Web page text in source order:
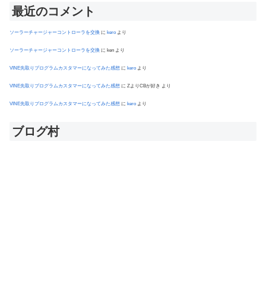
最近のコメント
ソーラーチャージャーコントローラを交換 に kero より
ソーラーチャージャーコントローラを交換 に ken より
VINE先取りプログラムカスタマーになってみた感想 に kero より
VINE先取りプログラムカスタマーになってみた感想 に ZよりCBが好き より
VINE先取りプログラムカスタマーになってみた感想 に kero より
ブログ村